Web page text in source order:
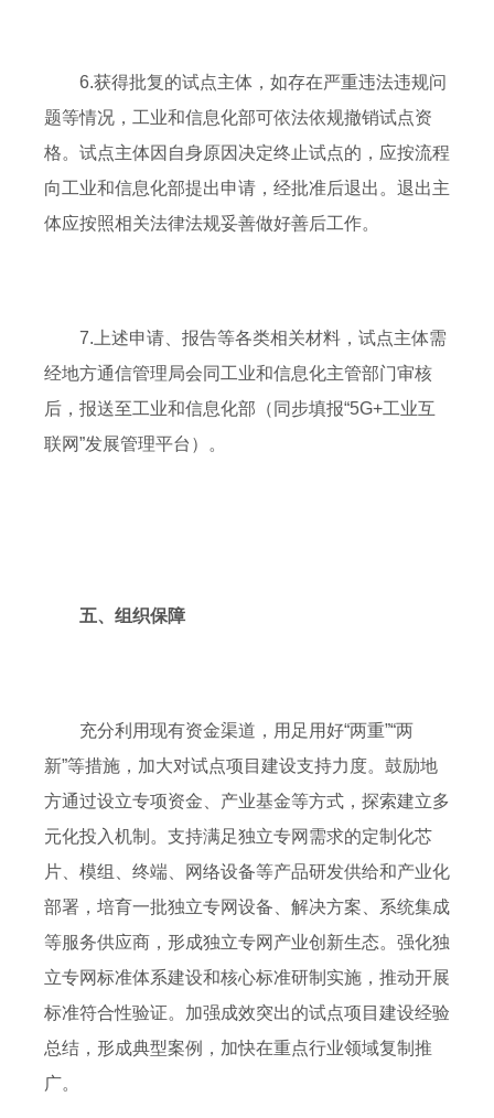
6.获得批复的试点主体，如存在严重违法违规问
题等情况，工业和信息化部可依法依规撤销试点资
格。试点主体因自身原因决定终止试点的，应按流程
向工业和信息化部提出申请，经批准后退出。退出主
体应按照相关法律法规妥善做好善后工作。
7.上述申请、报告等各类相关材料，试点主体需
经地方通信管理局会同工业和信息化主管部门审核
后，报送至工业和信息化部（同步填报“5G+工业互
联网”发展管理平台）。
五、组织保障
充分利用现有资金渠道，用足用好“两重”“两
新”等措施，加大对试点项目建设支持力度。鼓励地
方通过设立专项资金、产业基金等方式，探索建立多
元化投入机制。支持满足独立专网需求的定制化芯
片、模组、终端、网络设备等产品研发供给和产业化
部署，培育一批独立专网设备、解决方案、系统集成
等服务供应商，形成独立专网产业创新生态。强化独
立专网标准体系建设和核心标准研制实施，推动开展
标准符合性验证。加强成效突出的试点项目建设经验
总结，形成典型案例，加快在重点行业领域复制推
广。